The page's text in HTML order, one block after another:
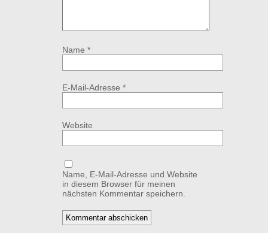
Name *
E-Mail-Adresse *
Website
Name, E-Mail-Adresse und Website
in diesem Browser für meinen
nächsten Kommentar speichern.